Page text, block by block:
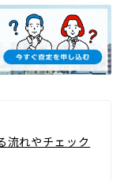
流れやチェック